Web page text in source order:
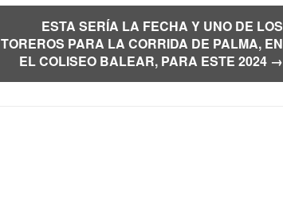
ESTA SERÍA LA FECHA Y UNO DE LOS
TOREROS PARA LA CORRIDA DE PALMA, EN
EL COLISEO BALEAR, PARA ESTE 2024 →